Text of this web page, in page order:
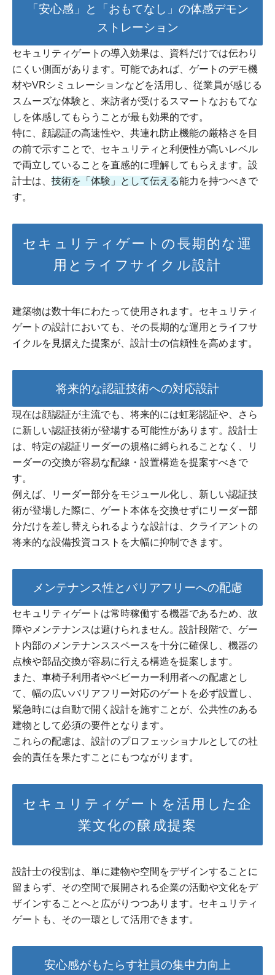
「安心感」と「おもてなし」の体感デモン
ストレーション
セキュリティゲートの導入効果は、資料だけでは伝わり
にくい側面があります。可能であれば、ゲートのデモ機
材やVRシミュレーションなどを活用し、従業員が感じる
スムーズな体験と、来訪者が受けるスマートなおもてな
しを体感してもらうことが最も効果的です。
特に、顔認証の高速性や、共連れ防止機能の厳格さを目
の前で示すことで、セキュリティと利便性が高いレベル
で両立していることを直感的に理解してもらえます。設
計士は、 技術を「体験」として伝える能力を持つべきで
す。
セキュリティゲートの長期的な運
用とライフサイクル設計
建築物は数十年にわたって使用されます。セキュリティ
ゲートの設計においても、その長期的な運用とライフサ
イクルを見据えた提案が、設計士の信頼性を高めます。
将来的な認証技術への対応設計
現在は顔認証が主流でも、将来的には虹彩認証や、さら
に新しい認証技術が登場する可能性があります。設計士
は、特定の認証リーダーの規格に縛られることなく、リ
ーダーの交換が容易な配線・設置構造を提案すべきで
す。
例えば、リーダー部分をモジュール化し、新しい認証技
術が登場した際に、ゲート本体を交換せずにリーダー部
分だけを差し替えられるような設計は、クライアントの
将来的な設備投資コストを大幅に抑制できます。
メンテナンス性とバリアフリーへの配慮
セキュリティゲートは常時稼働する機器であるため、故
障やメンテナンスは避けられません。設計段階で、ゲー
ト内部のメンテナンススペースを十分に確保し、機器の
点検や部品交換が容易に行える構造を提案します。
また、車椅子利用者やベビーカー利用者への配慮とし
て、幅の広いバリアフリー対応のゲートを必ず設置し、
緊急時には自動で開く設計を施すことが、公共性のある
建物として必須の要件となります。
これらの配慮は、設計のプロフェッショナルとしての社
会的責任を果たすことにもつながります。
セキュリティゲートを活用した企
業文化の醸成提案
設計士の役割は、単に建物や空間をデザインすることに
留まらず、その空間で展開される企業の活動や文化をデ
ザインすることへと広がりつつあります。セキュリティ
ゲートも、その一環として活用できます。
安心感がもたらす社員の集中力向上